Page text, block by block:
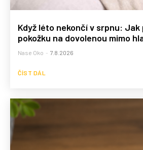
Když léto nekončí v srpnu:
pokožku na dovolenou mimo
Nase Oko - 7.8.2026
ČÍST DÁL